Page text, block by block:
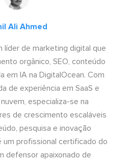
Ali Ahmed
líder de marketing digital que
orgânico, SEO, conteúdo
em IA na DigitalOcean. Com
de experiência em SaaS e
especializa-se na
de crescimento escaláveis
pesquisa e inovação
um profissional certificado do
defensor apaixonado de